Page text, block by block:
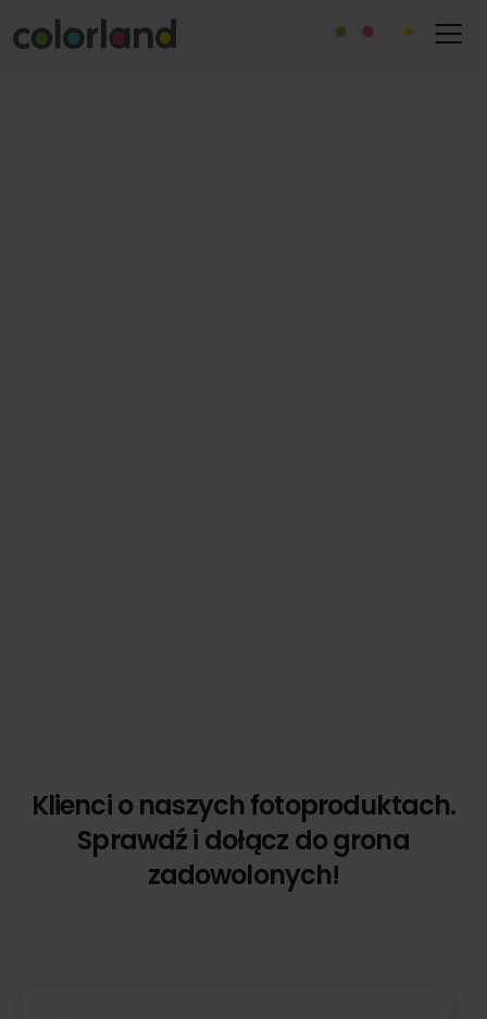
Klienci o naszych fotoproduktach.
Sprawdź i dołącz do grona
zadowolonych!